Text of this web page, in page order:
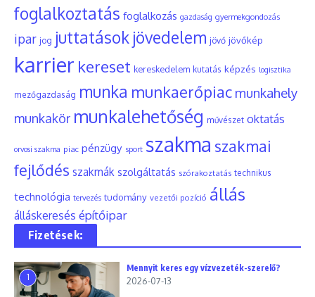
foglalkoztatás foglalkozás gazdaság gyermekgondozás
ipar jog juttatások jövedelem jövő jövőkép
karrier kereset kereskedelem kutatás képzés logisztika
mezőgazdaság munka munkaerőpiac munkahely
munkakör munkalehetőség művészet oktatás
orvosi szakma piac pénzügy sport szakma szakmai
fejlődés szakmák szolgáltatás szórakoztatás technikus
technológia tervezés tudomány vezetői pozíció állás
álláskeresés építőipar
Fizetések:
1
Mennyit keres egy vízvezeték-szerelő?
2026-07-13